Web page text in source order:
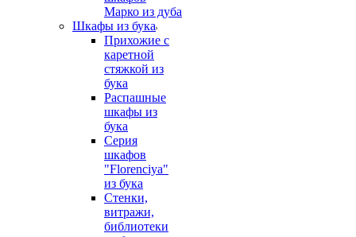
Марко из дуба
Шкафы из бука
Прихожие с
каретной
стяжкой из
бука
Распашные
шкафы из
бука
Серия
шкафов
"Florenciya"
из бука
Стенки,
витражи,
библиотеки